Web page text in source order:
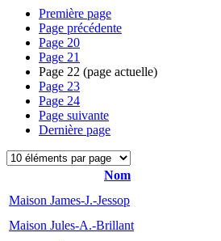
Première page
Page précédente
Page 20
Page 21
Page 22 (page actuelle)
Page 23
Page 24
Page suivante
Dernière page
Nom
Maison James-J.-Jessop
Maison Jules-A.-Brillant